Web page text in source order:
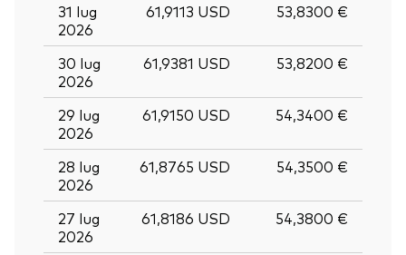
31 lug
2026
61,9113 USD 53,8300 €
30 lug
2026
61,9381 USD 53,8200 €
29 lug
2026
61,9150 USD 54,3400 €
28 lug
2026
61,8765 USD 54,3500 €
27 lug
2026
61,8186 USD 54,3800 €